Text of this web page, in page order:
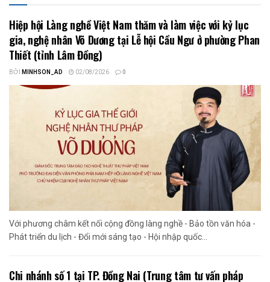
Hiệp hội Làng nghề Việt Nam thăm và làm việc với kỷ lục
gia, nghệ nhân Võ Dương tại Lễ hội Cầu Ngư ở phường Phan
Thiết (tỉnh Lâm Đồng)
BỞI MINHSON_AD 02/08/2026 0
Với phương châm kết nối cộng đồng làng nghề - Bảo tồn văn hóa -
Phát triển du lịch - Đổi mới sáng tạo - Hội nhập quốc...
Chi nhánh số 1 tại TP. Đồng Nai (Trung tâm tư vấn pháp